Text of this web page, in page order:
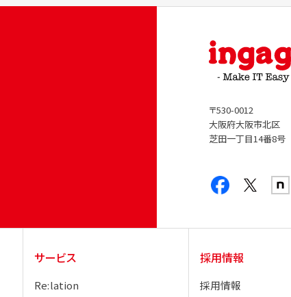
〒530-0012
大阪府大阪市北区
芝田一丁目14番8号
サービス
Re:lation
採用情報
採用情報